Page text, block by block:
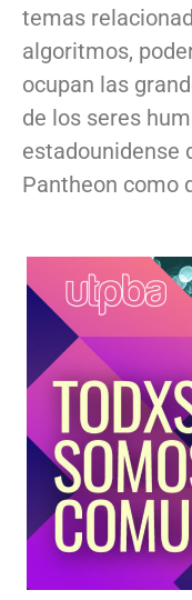
temas
algoritmos,
ocupan las
de los seres
estadounidense
Pantheon como